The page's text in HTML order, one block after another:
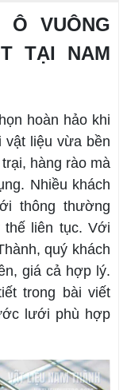
Ô VUÔNG
TẠI NAM
hoàn hảo khi
vật liệu vừa bền
hàng rào mà
Nhiều khách
thông thường
thế liên tục. Với
quý khách
giá cả hợp lý.
trong bài viết
lưới phù hợp